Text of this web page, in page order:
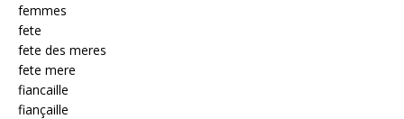
femmes
fete
fete des meres
fete mere
fiancaille
fiançaille